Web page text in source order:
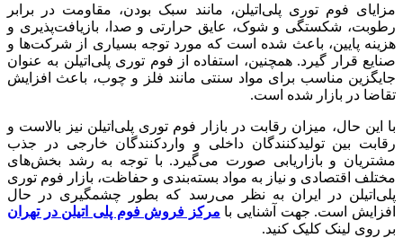
مزایای فوم توری پلی‌اتیلن، مانند سبک بودن، مقاومت در برابر
رطوبت، شکستگی و شوک، عایق حرارتی و صدا، بازیافت‌پذیری و
هزینه پایین، باعث شده است که مورد توجه بسیاری از شرکت‌ها و
صنایع قرار گیرد. همچنین، استفاده از فوم توری پلی‌اتیلن به عنوان
جایگزین مناسب برای مواد سنتی مانند فلز و چوب، باعث افزایش
تقاضا در بازار شده است.
با این حال، میزان رقابت در بازار فوم توری پلی‌اتیلن نیز بالاست و
رقابت بین تولیدکنندگان داخلی و واردکنندگان خارجی در جذب
مشتریان و بازاریابی صورت می‌گیرد. با توجه به رشد بخش‌های
مختلف اقتصادی و نیاز به مواد بسته‌بندی و حفاظت، بازار فوم توری
پلی‌اتیلن در ایران به نظر می‌رسد که بطور چشمگیری در حال
افزایش است. جهت آشنایی با مرکز فروش فوم پلی اتیلن در تهران
بر روی لینک کلیک کنید.